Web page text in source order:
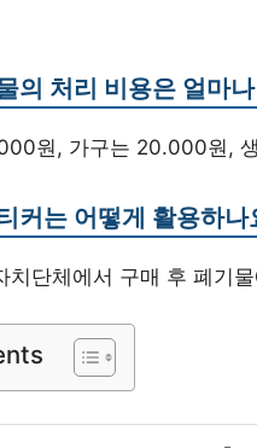
의 처리 비용은 얼마
원, 가구는 20.000원,
커는 어떻게 활용하나
치단체에서 구매 후 폐기